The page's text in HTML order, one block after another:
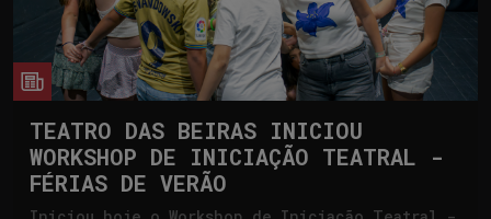
TEATRO DAS BEIRAS INICIOU
WORKSHOP DE INICIAÇÃO TEATRAL -
FÉRIAS DE VERÃO